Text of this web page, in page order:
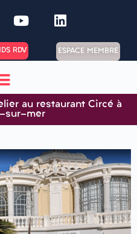
RDV ESPACE MEMBRE
au restaurant Circé à
sur-mer